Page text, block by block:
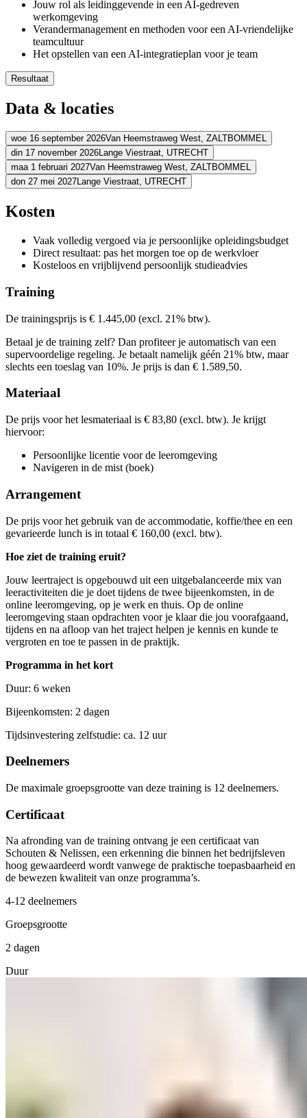
Jouw rol als leidinggevende in een AI-gedreven
werkomgeving
Verandermanagement en methoden voor een AI-vriendelijke
teamcultuur
Het opstellen van een AI-integratieplan voor je team
Resultaat
Je hebt een beeld wat AI binnen jouw team zou kunnen
Je beschikt over de tools om je team te ondersteunen bij het
Je hebt een praktisch AI-integratieplan om mee aan de slag te
Data & locaties
woe 16 september 2026Van Heemstraweg West, ZALTBOMMEL
Adres
Schouten & NelissenVan Heemstraweg West
€ 1.688,80
Bekijk prijsopbouw
din 17 november 2026Lange Viestraat, UTRECHT
Adres
Bekijk route
€ 1.688,80
Kies deze startdatum
Lesdagen
din17-11-20269:30 - 16:30
din08-12-20269:30 - 16:30
maa 1 februari 2027Van Heemstraweg West, ZALTBOMMEL
Adres
Schouten & Nelissen
Prijs
Bekijk prijsopbouw
maa01-02-20279:30 - 16:30
maa01-03-20279:30 - 16:30
don 27 mei 2027Lange Viestraat, UTRECHT
Adres
Bekijk route
Prijs
€ 1.688,80
Kies deze startdatum
Lesdagen
don27-05-20279:30 - 16:30
Kosten
Vaak volledig vergoed via je persoonlijke opleidingsbudget
Direct resultaat: pas het morgen toe op de werkvloer
Kosteloos en vrijblijvend persoonlijk studieadvies
Training
De trainingsprijs is € 1.445,00 (excl. 21% btw).
Betaal je de training zelf? Dan profiteer je automatisch van een
supervoordelige regeling. Je betaalt namelijk géén 21% btw, maar
slechts een toeslag van 10%. Je prijs is dan € 1.589,50.
Materiaal
De prijs voor het lesmateriaal is € 83,80 (excl. btw). Je krijgt
hiervoor:
Persoonlijke licentie voor de leeromgeving
Navigeren in de mist (boek)
Arrangement
De prijs voor het gebruik van de accommodatie, koffie/thee en een
gevarieerde lunch is in totaal € 160,00 (excl. btw).
Hoe ziet de training eruit?
Jouw leertraject is opgebouwd uit een uitgebalanceerde mix van
leeractiviteiten die je doet tijdens de twee bijeenkomsten, in de
online leeromgeving, op je werk en thuis. Op de online
leeromgeving staan opdrachten voor je klaar die jou voorafgaand,
tijdens en na afloop van het traject helpen je kennis en kunde te
vergroten en toe te passen in de praktijk.
Programma in het kort
Duur: 6 weken
Bijeenkomsten: 2 dagen
Tijdsinvestering zelfstudie: ca. 12 uur
Deelnemers
De maximale groepsgrootte van deze training is 12 deelnemers.
Certificaat
Na afronding van de training ontvang je een certificaat van
Schouten & Nelissen, een erkenning die binnen het bedrijfsleven
hoog gewaardeerd wordt vanwege de praktische toepasbaarheid en
de bewezen kwaliteit van onze programma’s.
4-12 deelnemers
Groepsgrootte
2 dagen
Duur